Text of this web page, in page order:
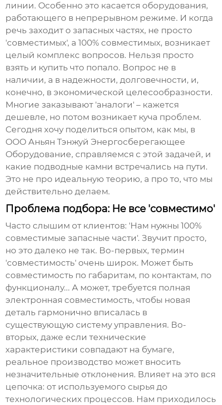
линии. Особенно это касается оборудования,
работающего в непрерывном режиме. И когда
речь заходит озапасных частях, не просто
'совместимых', а100% совместимых, возникает
целый комплекс вопросов. Нельзя просто
взять и купить что попало. Вопрос не в
наличии, а в надежности, долговечности, и,
конечно, в экономической целесообразности.
Многие заказывают 'аналоги' – кажется
дешевле, но потом возникает куча проблем.
Сегодня хочу поделиться опытом, как мы, в
ООО Аньян Тэнжуй Энергосберегающее
Оборудование, справляемся с этой задачей, и
какие подводные камни встречались на пути.
Это не про идеальную теорию, а про то, что мы
действительно делаем.
Проблема подбора: Не все 'совместимо'
Часто слышим от клиентов: 'Нам нужны100%
совместимые запасные части'. Звучит просто,
но это далеко не так. Во-первых, термин
'совместимость' очень широк. Может быть
совместимость по габаритам, по контактам, по
функционалу... А может, требуется полная
электронная совместимость, чтобы новая
деталь гармонично вписалась в
существующую систему управления. Во-
вторых, даже если технические
характеристики совпадают на бумаге,
реальное производство может вносить
незначительные отклонения. Влияет на это вся
цепочка: от используемого сырья до
технологических процессов. Нам приходилось